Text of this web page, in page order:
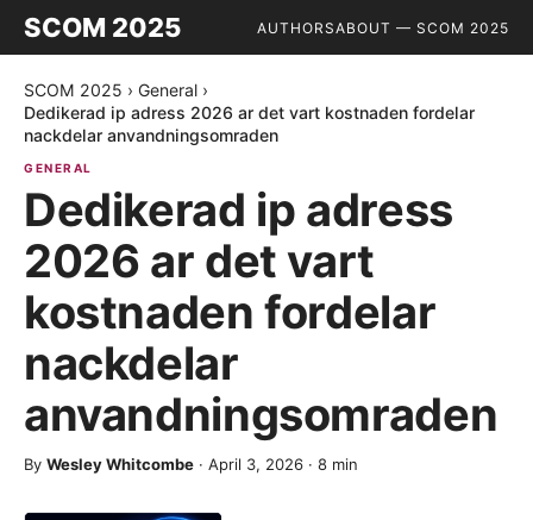
SCOM 2025 AUTHORSABOUT — SCOM 2025
SCOM 2025 › General ›
Dedikerad ip adress 2026 ar det vart kostnaden fordelar
nackdelar anvandningsomraden
GENERAL
Dedikerad ip adress
2026 ar det vart
kostnaden fordelar
nackdelar
anvandningsomraden
By Wesley Whitcombe · April 3, 2026 · 8 min